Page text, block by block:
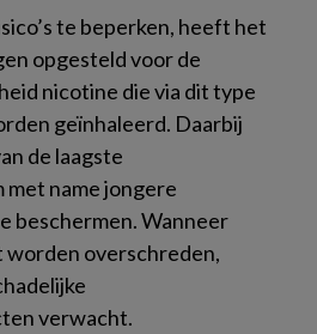
te beperken, heeft het
opgesteld voor de
nicotine die via dit type
geïnhaleerd. Daarbij
de laagste
met name jongere
beschermen. Wanneer
worden overschreden,
verwacht.